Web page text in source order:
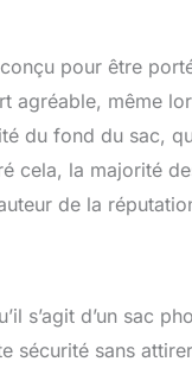
pour être
agréable, même
du fond du sac,
cela, la majorité
de la
s’agit d’un sac
sans